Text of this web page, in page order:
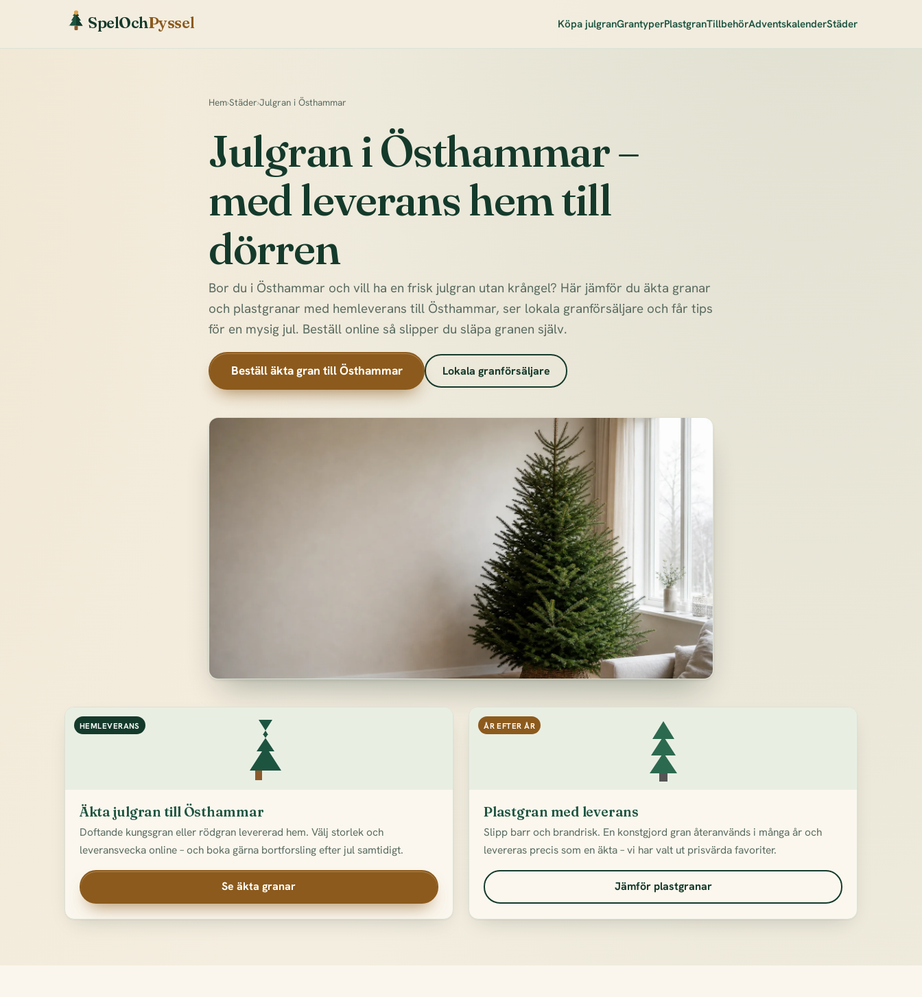
SpelOchPyssel Köpa julgranGrantyperPlastgranTillbehörAdventskalenderStäder
Hem›Städer›Julgran i Östhammar
Julgran i Östhammar –
med leverans hem till
dörren
Bor du i Östhammar och vill ha en frisk julgran utan krångel? Här jämför du äkta granar
och plastgranar med hemleverans till Östhammar, ser lokala granförsäljare och får tips
för en mysig jul. Beställ online så slipper du släpa granen själv.
Beställ äkta gran till Östhammar Lokala granförsäljare
HEMLEVERANS
Äkta julgran till Östhammar
Doftande kungsgran eller rödgran levererad hem. Välj storlek och
leveransvecka online – och boka gärna bortforsling efter jul samtidigt.
Se äkta granar
ÅR EFTER ÅR
Plastgran med leverans
Slipp barr och brandrisk. En konstgjord gran återanvänds i många år och
levereras precis som en äkta – vi har valt ut prisvärda favoriter.
Jämför plastgranar